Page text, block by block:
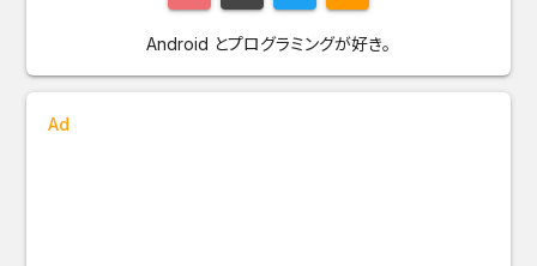
Android とプログラミングが好き。
Ad